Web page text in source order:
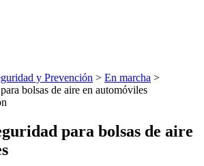
y Prevención > En marcha >
bolsas de aire en automóviles
para bolsas de aire